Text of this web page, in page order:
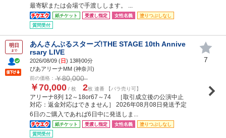
最寄駅または会場で手渡しします。 ...
紙チケット 受渡し指定 女性名義
塗りつぶしなし
質問受付
明日
まで
あんさんぶるスターズ!THE STAGE 10th Annive
rsary LIVE
2026/08/09 (日) 13時00分
ぴあアリーナMM (神奈川)
前の価格： ￥80,000
￥70,000 / 枚 2枚 連番 【バラ売り可】
アリーナ8列 12～18or67～74 ［取引成立後の公演中止
対応：返金対応はできません］ 2026年08月08日発送予定
6日のご購入であれば6日中に発送しま...
紙チケット 受渡し指定 女性名義
塗りつぶしなし
質問受付
7